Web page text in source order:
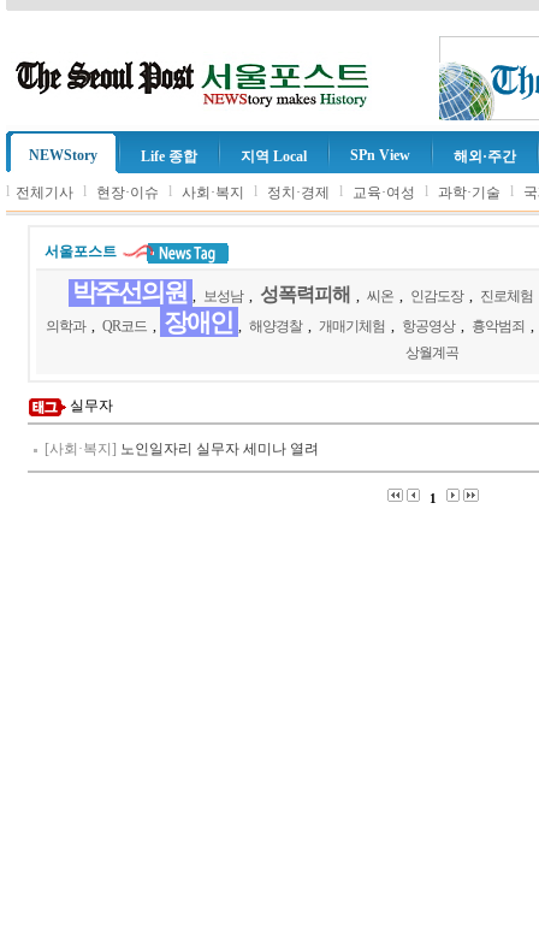
NEWStory Life 종합 지역 Local SPn View 해외·주간
l 전체기사 l 현장·이슈 l 사회·복지 l 정치·경제 l 교육·여성 l 과학·기술 l
서울포스트
박주선의원 보성남 성폭력피해 씨온 인감도장 진로체험
의학과
QR코드 장애인 해양경찰 개매기체험 항공영상 흉악범죄
상월계곡
실무자
[사회·복지] 노인일자리 실무자 세미나 열려
1